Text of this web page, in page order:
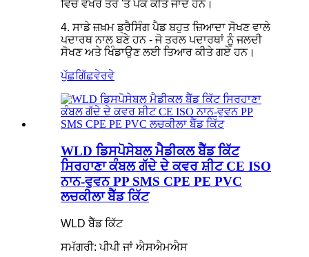
ਵਿੱਚ ਵੱਖਰੇ ਤੌਰ 'ਤੇ ਪੈਕ ਕੀਤੇ ਜਾਂਦੇ ਹਨ।
4. ਸਾਡੇ ਜ਼ਖ਼ਮ ਡ੍ਰੈਸਿੰਗ ਪੈਡ ਬਹੁਤ ਜ਼ਿਆਦਾ ਸੋਖਣ ਵਾਲੇ
ਪਦਾਰਥ ਨਾਲ ਬਣੇ ਹਨ - ਜੋ ਤਰਲ ਪਦਾਰਥਾਂ ਨੂੰ ਜਲਦੀ
ਸੋਖਣ ਅਤੇ ਖਿੰਡਾਉਣ ਲਈ ਤਿਆਰ ਕੀਤੇ ਗਏ ਹਨ।
ਪੁੱਛਗਿੱਛਵੇਰਵੇ
WLD ਡਿਸਪੋਸੇਬਲ ਮੈਡੀਕਲ ਬੈੱਡ ਕਿੱਟ
ਸਿਰਹਾਣਾ ਕੰਬਲ ਗੱਦੇ ਦੇ ਕਵਰ ਸ਼ੀਟ CE ISO
ਨਾਨ-ਵੁਵਨ PP SMS CPE PE PVC
ਲਚਕੀਲਾ ਬੈੱਡ ਕਿੱਟ
WLD ਬੈੱਡ ਕਿੱਟ
ਸਮੱਗਰੀ: ਪੀਪੀ ਜਾਂ ਐਸਐਮਐਸ